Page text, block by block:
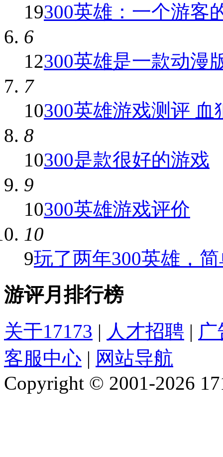
19300英雄：一个游客
6
12300英雄是一款动漫
7
10300英雄游戏测评 血
8
10300是款很好的游戏
9
10300英雄游戏评价
10
9玩了两年300英雄，
游评月排行榜
关于17173 | 人才招聘 |
客服中心 | 网站导航
Copyright © 2001-2026